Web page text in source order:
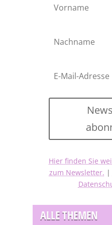
Hier finden Sie
zum Newsletter. |
ALLE THEMEN